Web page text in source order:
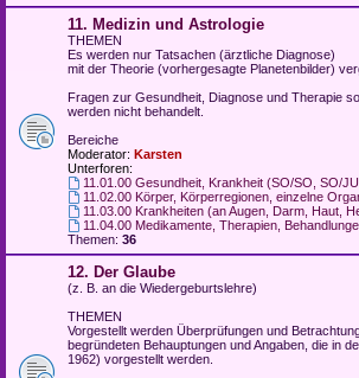
11. Medizin und Astrologie
THEMEN
Es werden nur Tatsachen (ärztliche Diagnose)
mit der Theorie (vorhergesagte Planetenbilder)
Fragen zur Gesundheit, Diagnose und Therapie
werden nicht behandelt.
Bereiche
Moderator: Karsten
Unterforen:
11.01.00 Gesundheit, Krankheit (SO/SO, SO/
11.02.00 Körper, Körperregionen, einzelne
11.03.00 Krankheiten (an Augen, Darm, Haut,
11.04.00 Medikamente, Therapien,
Themen: 36
12. Der Glaube
(z. B. an die Wiedergeburtslehre)
THEMEN
Vorgestellt werden Überprüfungen und
begründeten Behauptungen und Angaben, die in
1962) vorgestellt werden.